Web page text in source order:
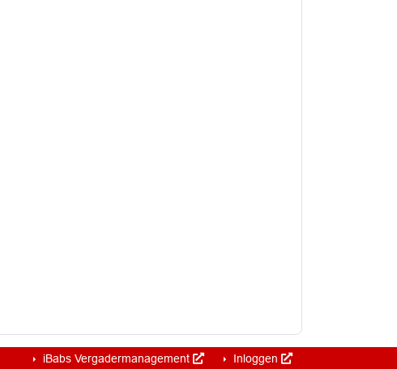
iBabs Vergadermanagement Inloggen